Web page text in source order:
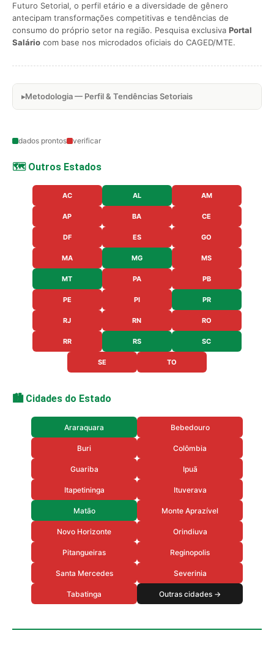
Futuro Setorial, o perfil etário e a diversidade de gênero
antecipam transformações competitivas e tendências de
consumo do próprio setor na região. Pesquisa exclusiva Portal
Salário com base nos microdados oficiais do CAGED/MTE.
Metodologia — Perfil & Tendências Setoriais
dados prontos verificar
🗺️ Outros Estados
AC AL AM
AP BA CE
DF ES GO
MA MG MS
MT PA PB
PE PI PR
RJ RN RO
RR RS SC
SE TO
🏙️ Cidades do Estado
Araraquara Bebedouro
Buri Colômbia
Guariba Ipuã
Itapetininga Ituverava
Matão Monte Aprazível
Novo Horizonte Orindiuva
Pitangueiras Reginopolis
Santa Mercedes Severinia
Tabatinga Outras cidades →